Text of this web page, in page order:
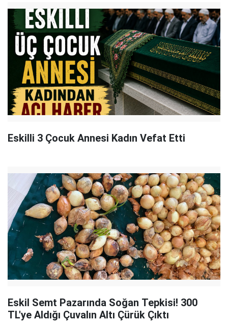
Eskilli 3 Çocuk Annesi Kadın Vefat Etti
Eskil Semt Pazarında Soğan Tepkisi! 300
TL'ye Aldığı Çuvalın Altı Çürük Çıktı